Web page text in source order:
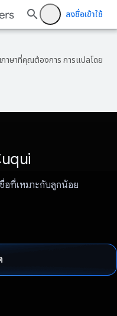
ลงชื่อเข้าใช้
ภาษาที่คุณต้องการ การแปลโดย
อที่เหมาะกับลูกน้อย